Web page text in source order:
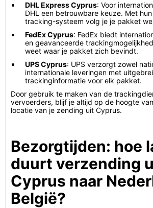
DHL Express Cyprus: Voor
DHL een betrouwbare keuze. Met
tracking-systeem volg je je pakket
FedEx Cyprus: FedEx biedt
en geavanceerde
weet waar je pakket zich bevindt.
UPS Cyprus: UPS verzorgt zowel
internationale leveringen met
trackinginformatie voor elk pakket.
Door gebruik te maken van de
vervoerders, blijf je altijd op de hoogte
locatie van je zending uit Cyprus.
Bezorgtijden: hoe
duurt verzending
Cyprus naar
België?